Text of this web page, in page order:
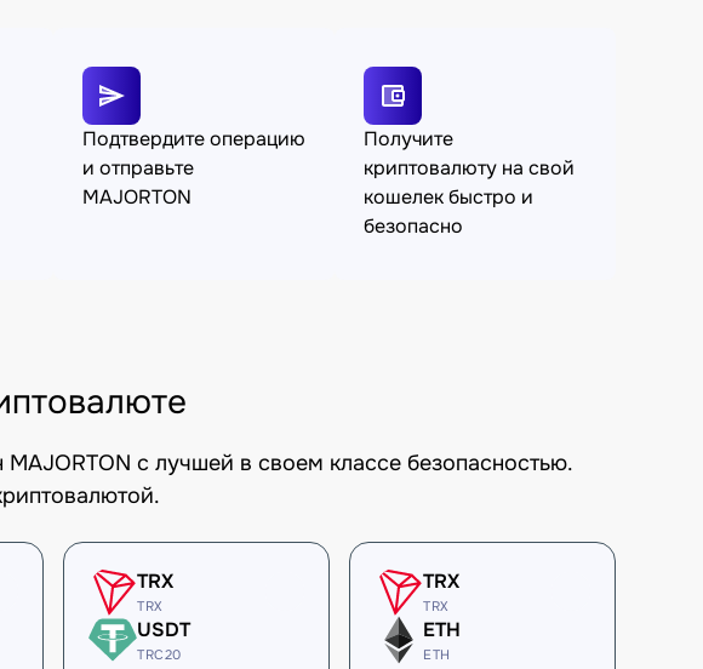
Подтвердите операцию
и отправьте
MAJORTON
Получите
криптовалюту на свой
кошелек быстро и
безопасно
с лучшей в своем классе безопасностью.
TRX
TRX
USDT
TRC20
TRX
TRX
ETH
ETH